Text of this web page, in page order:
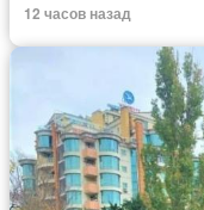
12 часов назад